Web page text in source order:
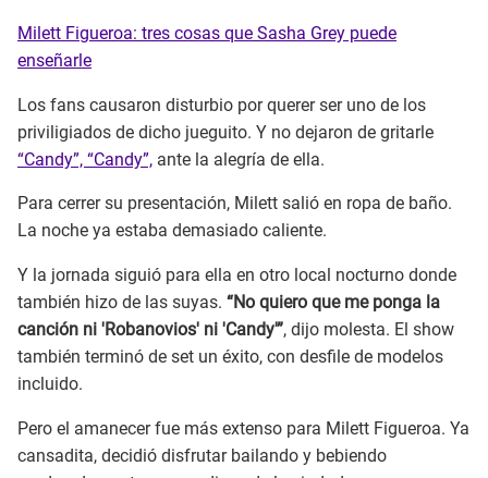
Milett Figueroa: tres cosas que Sasha Grey puede
enseñarle
Los fans causaron disturbio por querer ser uno de los
priviligiados de dicho jueguito. Y no dejaron de gritarle
“Candy”, “Candy”, ante la alegría de ella.
Para cerrer su presentación, Milett salió en ropa de baño.
La noche ya estaba demasiado caliente.
Y la jornada siguió para ella en otro local nocturno donde
también hizo de las suyas. “No quiero que me ponga la
canción ni 'Robanovios' ni 'Candy'”, dijo molesta. El show
también terminó de set un éxito, con desfile de modelos
incluido.
Pero el amanecer fue más extenso para Milett Figueroa. Ya
cansadita, decidió disfrutar bailando y bebiendo